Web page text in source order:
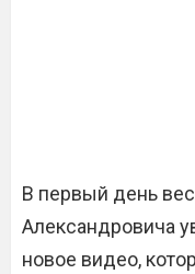
В первый день
Александровича
новое видео,